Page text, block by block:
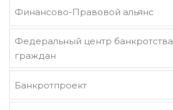
Финансово-Правовой альянс
Федеральный центр банкротства
граждан
Банкротпроект